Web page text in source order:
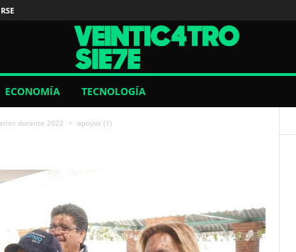
ECONOMÍA TECNOLOGÍA
durante 2022 apoyos (1)